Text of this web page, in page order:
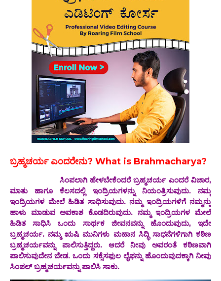
ಬ್ರಹ್ಮಚರ್ಯ ಎಂದರೇನು? What is Brahmacharya?
ಸಿಂಪಲಾಗಿ ಹೇಳಬೇಕೆಂದರೆ ಬ್ರಹ್ಮಚರ್ಯ ಎಂದರೆ ವಿಚಾರ,
ಮಾತು ಹಾಗೂ ಕೆಲಸದಲ್ಲಿ ಇಂದ್ರಿಯಗಳನ್ನು ನಿಯಂತ್ರಿಸುವುದು. ನಮ್ಮ
ಇಂದ್ರಿಯಗಳ ಮೇಲೆ ಹಿಡಿತ ಸಾಧಿಸುವುದು. ನಮ್ಮ ಇಂದ್ರಿಯಗಳಿಗೆ ನಮ್ಮನ್ನು
ಹಾಳು ಮಾಡುವ ಅವಕಾಶ ಕೊಡದಿರುವುದು. ನಮ್ಮ ಇಂದ್ರಿಯಗಳ ಮೇಲೆ
ಹಿಡಿತ ಸಾಧಿಸಿ ಒಂದು ಸಾರ್ಥಕ ಜೀವನವನ್ನು ಹೊಂದುವುದು, ಇದೇ
ಬ್ರಹ್ಮಚರ್ಯ. ನಮ್ಮ ಋಷಿ ಮುನಿಗಳು ಮಹಾನ ಸಿದ್ಧಿ ಸಾಧನೆಗಳಿಗಾಗಿ ಕಠಿಣ
ಬ್ರಹ್ಮಚರ್ಯವನ್ನು ಪಾಲಿಸುತ್ತಿದ್ದರು. ಆದರೆ ನೀವು ಅವರಂತೆ ಕಠಿಣವಾಗಿ
ಪಾಲಿಸುವುದೇನ ಬೇಡ‌. ಒಂದು ಸಕ್ಸೆಸಫುಲ ಲೈಫನ್ನು ಹೊಂದುವುದಕ್ಕಾಗಿ ನೀವು
ಸಿಂಪಲ್ ಬ್ರಹ್ಮಚರ್ಯವನ್ನು ಪಾಲಿಸಿ ಸಾಕು.